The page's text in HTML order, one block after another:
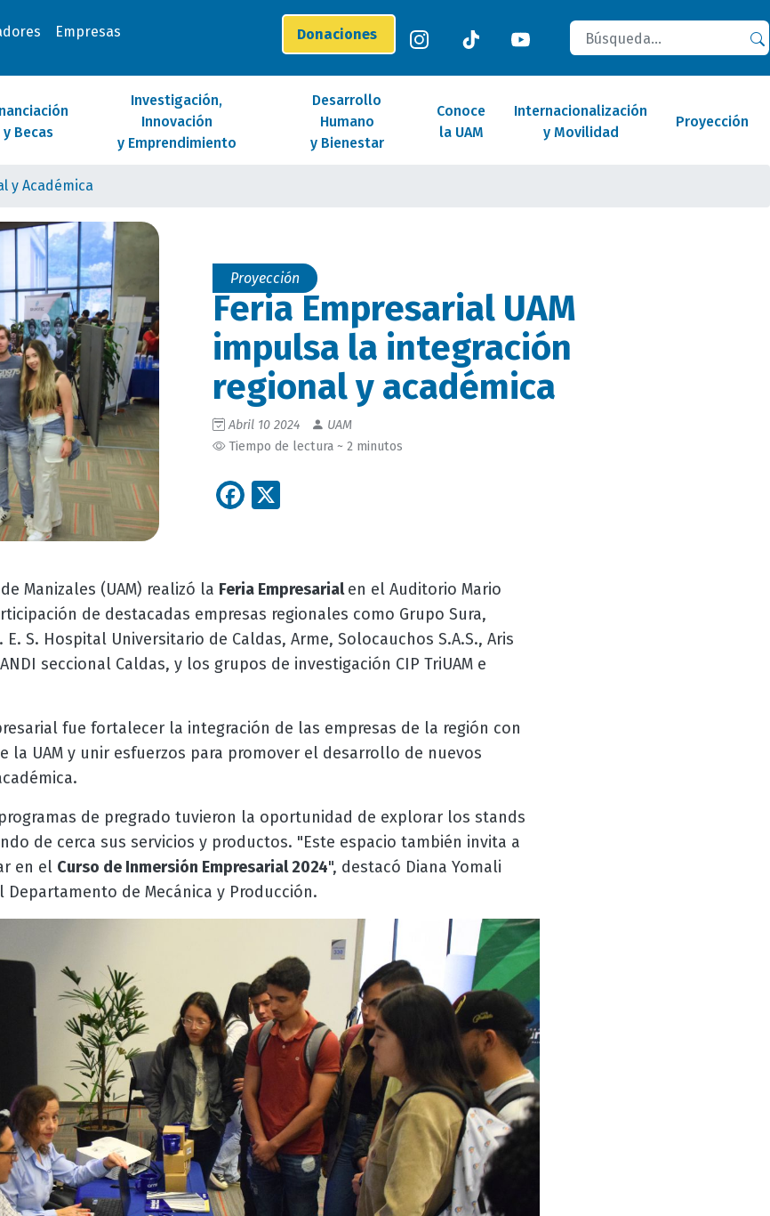
Empresas Donaciones
Buscar
y Becas
Investigación,
Innovación
y Emprendimiento
Desarrollo
Humano
y Bienestar
Conoce
la UAM
Internacionalización
y Movilidad
Proyección
y Académica
Proyección
Feria Empresarial UAM
impulsa la integración
regional y académica
Abril 10 2024
UAM
Tiempo de lectura ~ 2 minutos
Facebook
Manizales (UAM) realizó la Feria Empresarialen el Auditorio Mario
de destacadas empresas regionales como Grupo Sura,
E. S. Hospital Universitario de Caldas, Arme, Solocauchos S.A.S., Aris
seccional Caldas, y los grupos de investigación CIP TriUAM e
fue fortalecer la integración de las empresas de la región con
la UAM y unir esfuerzos para promover el desarrollo de nuevos
de pregrado tuvieron la oportunidad de explorar los stands
de cerca sus servicios y productos. "Este espacio también invita a
en el Curso de Inmersión Empresarial 2024", destacó Diana Yomali
Departamento de Mecánica y Producción.